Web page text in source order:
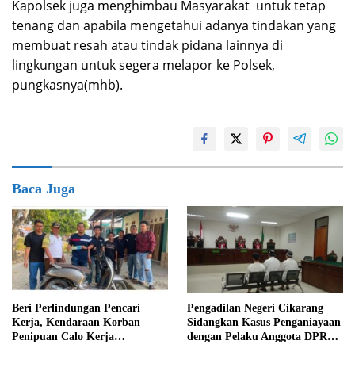
Kapolsek juga menghimbau Masyarakat untuk tetap
tenang dan apabila mengetahui adanya tindakan yang
membuat resah atau tindak pidana lainnya di
lingkungan untuk segera melapor ke Polsek,
pungkasnya(mhb).
Baca Juga
Beri Perlindungan Pencari
Kerja, Kendaraan Korban
Penipuan Calo Kerja
Pengadilan Negeri Cikarang
Sidangkan Kasus Penganiayaan
dengan Pelaku Anggota DPRD